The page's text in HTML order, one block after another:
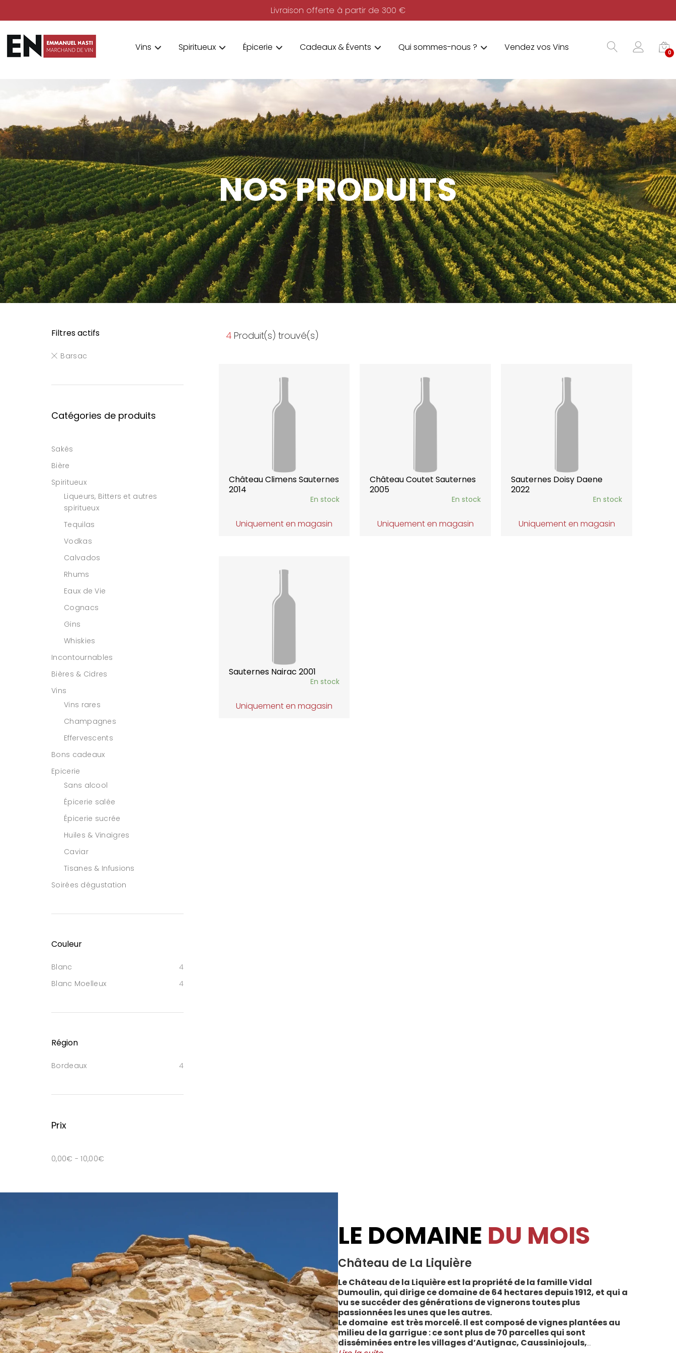
Livraison offerte à partir de 300 €
Vins Spiritueux Épicerie Cadeaux & Évents Qui sommes-nous ? Vendez vos Vins 0
NOS PRODUITS
4 Produit(s) trouvé(s)
Château Climens Sauternes
2014
En stock
Uniquement en magasin
Château Coutet Sauternes
2005
En stock
Uniquement en magasin
Sauternes Doisy Daene
2022
En stock
Uniquement en magasin
Sauternes Nairac 2001
En stock
Uniquement en magasin
Filtres actifs
Barsac
Catégories de produits
Sakés
Bière
Spiritueux
Liqueurs, Bitters et autres
spiritueux
Tequilas
Vodkas
Calvados
Rhums
Eaux de Vie
Cognacs
Gins
Whiskies
Incontournables
Bières & Cidres
Vins
Vins rares
Champagnes
Effervescents
Bons cadeaux
Epicerie
Sans alcool
Épicerie salée
Épicerie sucrée
Huiles & Vinaigres
Caviar
Tisanes & Infusions
Soirées dégustation
Couleur
Blanc
4
Blanc Moelleux
4
Région
Bordeaux 4
Prix
0,00€ -10,00€
LE DOMAINE DU MOIS
Château de La Liquière
Le Château de la Liquière est la propriété de la famille Vidal
Dumoulin, qui dirige ce domaine de 64 hectares depuis 1912, et qui a
vu se succéder des générations de vignerons toutes plus
passionnées les unes que les autres.
Le domaine est très morcelé. Il est composé de vignes plantées au
milieu de la garrigue : ce sont plus de 70 parcelles qui sont
disséminées entre les villages d’Autignac, Caussiniojouls,